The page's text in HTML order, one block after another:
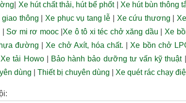
Xe hút chất thải, hút bể phốt| Xe hút bùn thông
thông Xe phục vụ tang lễ Xe cứu thương
Sơ mi rơ mooc| Xe ô tô xi téc chở xăng dầu Xe
đường Xe chở Axít, hóa chất. Xe bồn chở
Xe tải Howo| Bảo hành bảo dưỡng tư vấn kỹ thuật|
dùng |Thiết bị chuyên dùng Xe quét rác chạy